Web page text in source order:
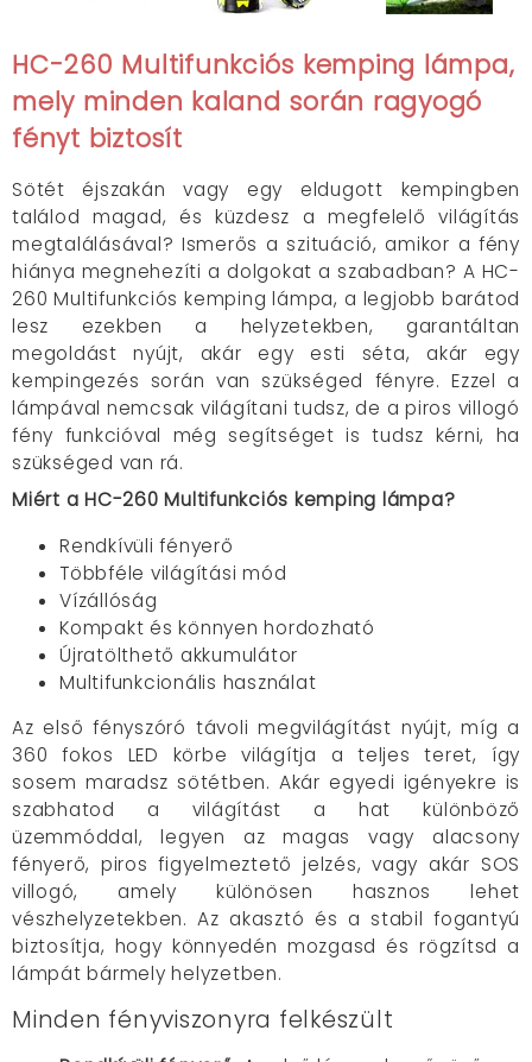
HC-260 Multifunkciós kemping lámpa,
mely minden kaland során ragyogó
fényt biztosít
Sötét éjszakán vagy egy eldugott kempingben
találod magad, és küzdesz a megfelelő világítás
megtalálásával? Ismerős a szituáció, amikor a fény
hiánya megnehezíti a dolgokat a szabadban? A HC-
260 Multifunkciós kemping lámpa, a legjobb barátod
lesz ezekben a helyzetekben, garantáltan
megoldást nyújt, akár egy esti séta, akár egy
kempingezés során van szükséged fényre. Ezzel a
lámpával nemcsak világítani tudsz, de a piros villogó
fény funkcióval még segítséget is tudsz kérni, ha
szükséged van rá.
Miért a HC-260 Multifunkciós kemping lámpa?
Rendkívüli fényerő
Többféle világítási mód
Vízállóság
Kompakt és könnyen hordozható
Újratölthető akkumulátor
Multifunkcionális használat
Az első fényszóró távoli megvilágítást nyújt, míg a
360 fokos LED körbe világítja a teljes teret, így
sosem maradsz sötétben. Akár egyedi igényekre is
szabhatod a világítást a hat különböző
üzemmóddal, legyen az magas vagy alacsony
fényerő, piros figyelmeztető jelzés, vagy akár SOS
villogó, amely különösen hasznos lehet
vészhelyzetekben. Az akasztó és a stabil fogantyú
biztosítja, hogy könnyedén mozgasd és rögzítsd a
lámpát bármely helyzetben.
Minden fényviszonyra felkészült